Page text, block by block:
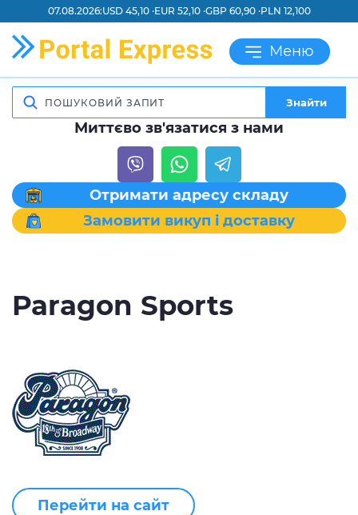
07.08.2026:USD 45,10 ·EUR 52,10 ·GBP 60,90 ·PLN 12,100
Меню
Знайти
Миттєво зв'язатися з нами
Отримати адресу складу
Замовити викуп і доставку
Paragon Sports
Перейти на сайт